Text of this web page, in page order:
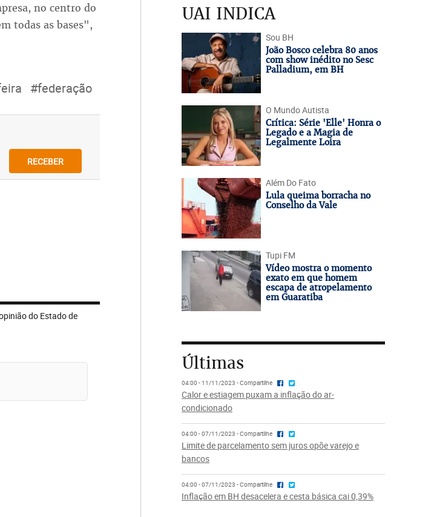
no centro do
todas as bases",
#federação
RECEBER
do Estado de
UAI INDICA
Sou BH
João Bosco celebra 80 anos
com show inédito no Sesc
Palladium, em BH
O Mundo Autista
Crítica: Série 'Elle' Honra o
Legado e a Magia de
Legalmente Loira
Além Do Fato
Lula queima borracha no
Conselho da Vale
Tupi FM
Vídeo mostra o momento
exato em que homem
escapa de atropelamento
em Guaratiba
Últimas
04:00 - 11/11/2023 - Compartilhe
Calor e estiagem puxam a inflação do ar-
condicionado
04:00 - 07/11/2023 - Compartilhe
Limite de parcelamento sem juros opõe varejo e
bancos
04:00 - 07/11/2023 - Compartilhe
Inflação em BH desacelera e cesta básica cai 0,39%